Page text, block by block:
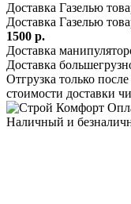
Доставка Газелью
Доставка Газелью
1500 р.
Доставка
Доставка
Отгрузка только
стоимости доставки
Наличный и